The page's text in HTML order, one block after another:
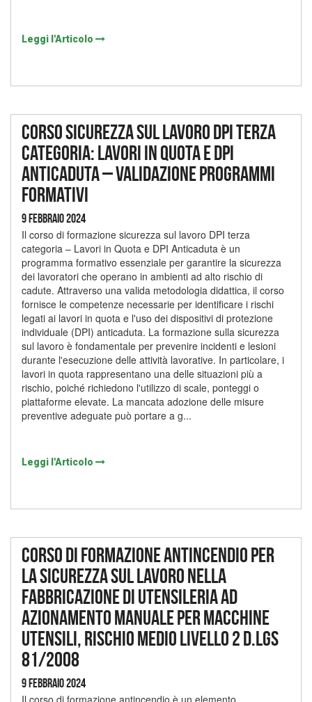
Leggi l'Articolo
Corso sicurezza sul lavoro DPI terza
categoria: Lavori in Quota e DPI
Anticaduta – Validazione programmi
formativi
9 Febbraio 2024
Il corso di formazione sicurezza sul lavoro DPI terza
categoria – Lavori in Quota e DPI Anticaduta è un
programma formativo essenziale per garantire la sicurezza
dei lavoratori che operano in ambienti ad alto rischio di
cadute. Attraverso una valida metodologia didattica, il corso
fornisce le competenze necessarie per identificare i rischi
legati ai lavori in quota e l'uso dei dispositivi di protezione
individuale (DPI) anticaduta. La formazione sulla sicurezza
sul lavoro è fondamentale per prevenire incidenti e lesioni
durante l'esecuzione delle attività lavorative. In particolare, i
lavori in quota rappresentano una delle situazioni più a
rischio, poiché richiedono l'utilizzo di scale, ponteggi o
piattaforme elevate. La mancata adozione delle misure
preventive adeguate può portare a g...
Leggi l'Articolo
Corso di formazione antincendio per
la sicurezza sul lavoro nella
fabbricazione di utensileria ad
azionamento manuale per macchine
utensili, rischio medio livello 2 D.lgs
81/2008
9 Febbraio 2024
Il corso di formazione antincendio è un elemento